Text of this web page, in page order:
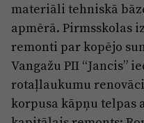
materiāli tehniskā
apmērā. Pirmsskolas
remonti par kopējo
Vangažu PII “Jancis”
rotaļlaukumu
korpusa kāpņu telpas